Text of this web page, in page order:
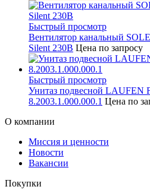
Быстрый просмотр
Вентилятор канальный
Silent 230В Цена по запросу
Быстрый просмотр
Унитаз подвесной LAUFEN
8.2003.1.000.000.1 Цена по
О компании
Миссия и ценности
Новости
Вакансии
Покупки